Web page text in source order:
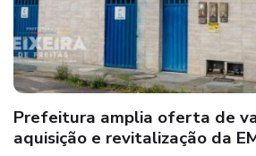
Caminhando para o Futuro
Escola Municipal Alcenor